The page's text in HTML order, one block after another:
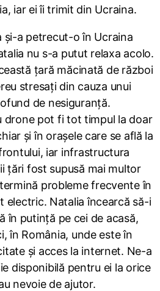
iar ei îi trimit din Ucraina.
și-a petrecut-o în Ucraina
nu s-a putut relaxa acolo.
țară măcinată de război
stresați din cauza unui
de nesiguranță.
drone pot fi tot timpul la doar
și în orașele care se află la
iar infrastructura
țări fost supusă mai multor
probleme frecvente în
electric. Natalia încearcă să-i
în putință pe cei de acasă,
în România, unde este în
și acces la internet. Ne-a
disponibilă pentru ei la orice
nevoie de ajutor.